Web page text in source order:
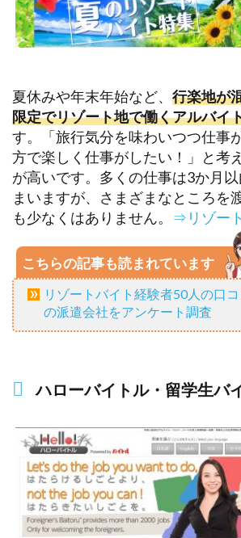
夏休みや年末年始など、 行楽地が
限定でリゾート地で働くアルバイ
す。「旅行気分を味わいつつ仕事
方で楽しく仕事がしたい！」と考
が高いです。多くの仕事は3か月
まいますが、さまざまなところを
も少なくはありません。 ⇒リゾー
こちらの記事も読まれています
リゾートバイト経験者50人の口
の派遣会社をアンケート調査
ハローバイトル・留学生バ